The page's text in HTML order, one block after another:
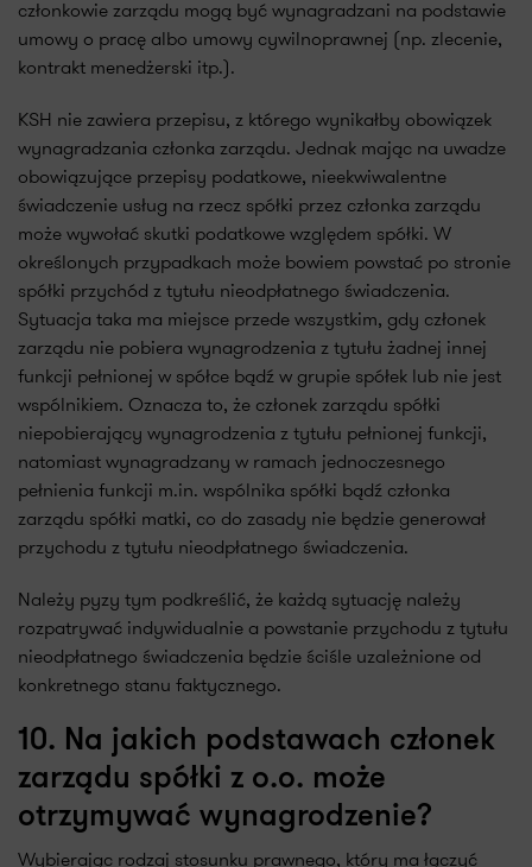
członkowie zarządu mogą być wynagradzani na podstawie
umowy o pracę albo umowy cywilnoprawnej (np. zlecenie,
kontrakt menedżerski itp.).
KSH nie zawiera przepisu, z którego wynikałby obowiązek
wynagradzania członka zarządu. Jednak mając na uwadze
obowiązujące przepisy podatkowe, nieekwiwalentne
świadczenie usług na rzecz spółki przez członka zarządu
może wywołać skutki podatkowe względem spółki. W
określonych przypadkach może bowiem powstać po stronie
spółki przychód z tytułu nieodpłatnego świadczenia.
Sytuacja taka ma miejsce przede wszystkim, gdy członek
zarządu nie pobiera wynagrodzenia z tytułu żadnej innej
funkcji pełnionej w spółce bądź w grupie spółek lub nie jest
wspólnikiem. Oznacza to, że członek zarządu spółki
niepobierający wynagrodzenia z tytułu pełnionej funkcji,
natomiast wynagradzany w ramach jednoczesnego
pełnienia funkcji m.in. wspólnika spółki bądź członka
zarządu spółki matki, co do zasady nie będzie generował
przychodu z tytułu nieodpłatnego świadczenia.
Należy pyzy tym podkreślić, że każdą sytuację należy
rozpatrywać indywidualnie a powstanie przychodu z tytułu
nieodpłatnego świadczenia będzie ściśle uzależnione od
konkretnego stanu faktycznego.
10. Na jakich podstawach członek
zarządu spółki z o.o. może
otrzymywać wynagrodzenie?
Wybierając rodzaj stosunku prawnego, który ma łączyć